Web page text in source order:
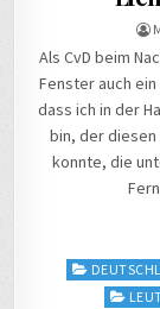
Als CvD beim
Fenster auch
dass ich in der
bin, der
konnte, die
Posted